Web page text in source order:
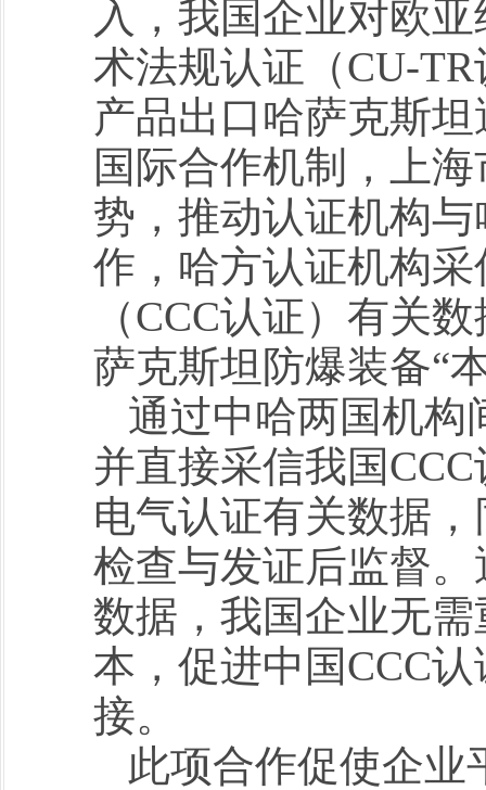
入，我国企业对欧
术法规认证（CU-
产品出口哈萨克斯
国际合作机制，上
势，推动认证机构
作，哈方认证机构
（CCC认证）有关
萨克斯坦防爆装备“
通过中哈两国机构
并直接采信我国
电气认证有关数据
检查与发证后监督
数据，我国企业无
本，促进中国CCC
接。
此项合作促使企业